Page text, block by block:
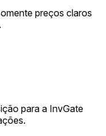
preços claros
para a InvGate